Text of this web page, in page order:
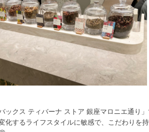
バックス ティバーナ ストア 銀座マロニエ通り
化するライフスタイルに敏感で、こだわりを